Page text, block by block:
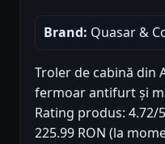
Brand: Quasar &
Troler de cabină din
fermoar antifurt și
Rating produs: 4.72/
225.99 RON (la